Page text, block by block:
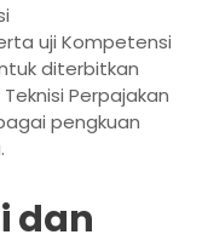
uji Kompetensi
diterbitkan
Perpajakan
pengkuan
dan